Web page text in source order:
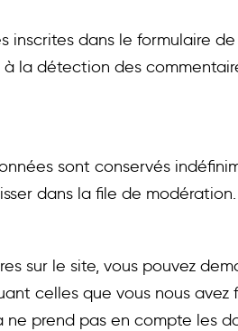
dans le formulaire
la détection des
sont conservés
dans la file de modération.
sur le site, vous pouvez
celles que vous nous
prend pas en compte les